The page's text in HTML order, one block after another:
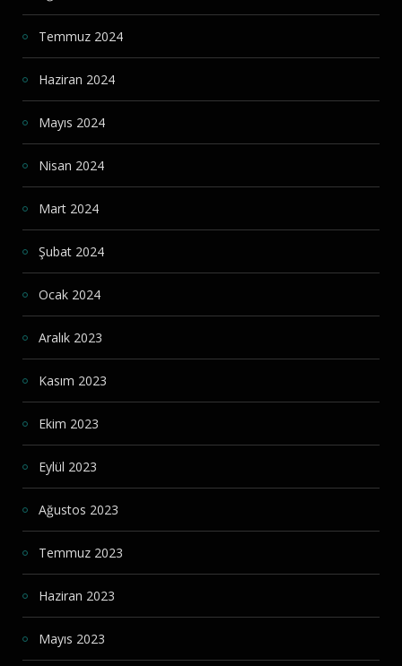
Temmuz 2024
Haziran 2024
Mayıs 2024
Nisan 2024
Mart 2024
Şubat 2024
Ocak 2024
Aralık 2023
Kasım 2023
Ekim 2023
Eylül 2023
Ağustos 2023
Temmuz 2023
Haziran 2023
Mayıs 2023